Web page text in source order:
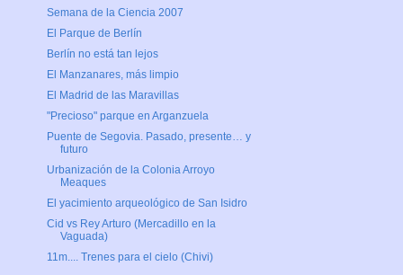
Semana de la Ciencia 2007
El Parque de Berlín
Berlín no está tan lejos
El Manzanares, más limpio
El Madrid de las Maravillas
"Precioso" parque en Arganzuela
Puente de Segovia. Pasado, presente… y
futuro
Urbanización de la Colonia Arroyo
Meaques
El yacimiento arqueológico de San Isidro
Cid vs Rey Arturo (Mercadillo en la
Vaguada)
11m.... Trenes para el cielo (Chivi)